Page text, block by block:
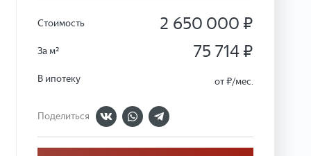
Стоимость 2 650 000 ₽
За м² 75 714 ₽
В ипотеку от₽/мес.
Поделиться